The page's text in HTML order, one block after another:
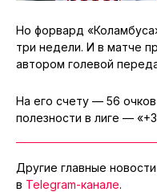
Но форвард
три недели. И в матче
автором голевой
На его счету — 56
полезности в лиге —
Другие главные
в Telegram-канале.